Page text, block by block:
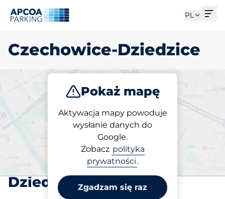
PL
Czechowice-Dziedzice
Pokaż mapę
Aktywacja mapy powoduje
wysłanie danych do
Google.
Zobacz polityka
prywatności .
Zgadzam się raz
Parkuj
Wybierz miejsce
parkingowe w Czechowice-
Dziedzice